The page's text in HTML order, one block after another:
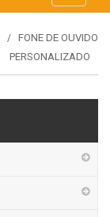
FONE DE OUVIDO
PERSONALIZADO